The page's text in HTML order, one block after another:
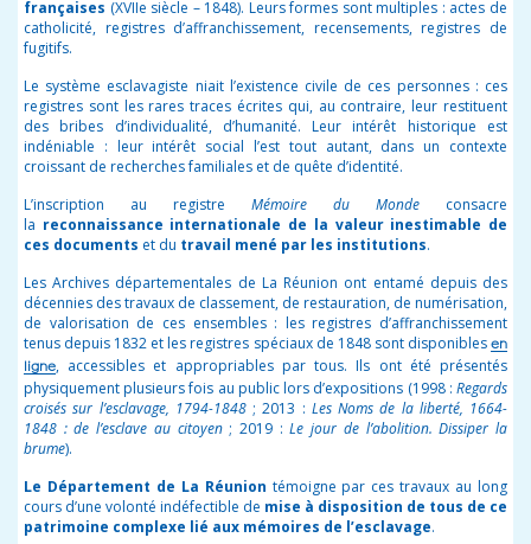
françaises (XVIIe siècle – 1848). Leurs formes sont multiples : actes de
catholicité, registres d’affranchissement, recensements, registres de
fugitifs.
Le système esclavagiste niait l’existence civile de ces personnes : ces
registres sont les rares traces écrites qui, au contraire, leur restituent
des bribes d’individualité, d’humanité. Leur intérêt historique est
indéniable : leur intérêt social l’est tout autant, dans un contexte
croissant de recherches familiales et de quête d’identité.
L’inscription au registre Mémoire du Monde consacre
la reconnaissance internationale de la valeur inestimable de
ces documents et du travail mené par les institutions.
Les Archives départementales de La Réunion ont entamé depuis des
décennies des travaux de classement, de restauration, de numérisation,
de valorisation de ces ensembles : les registres d’affranchissement
tenus depuis 1832 et les registres spéciaux de 1848 sont disponibles en
ligne, accessibles et appropriables par tous. Ils ont été présentés
physiquement plusieurs fois au public lors d’expositions (1998 : Regards
croisés sur l’esclavage, 1794-1848; 2013 : Les Noms de la liberté, 1664-
1848 : de l’esclave au citoyen ; 2019 :Le jour de l’abolition. Dissiper la
brume).
Le Département de La Réunion témoigne par ces travaux au long
cours d’une volonté indéfectible de mise à disposition de tous de ce
patrimoine complexe lié aux mémoires de l’esclavage.